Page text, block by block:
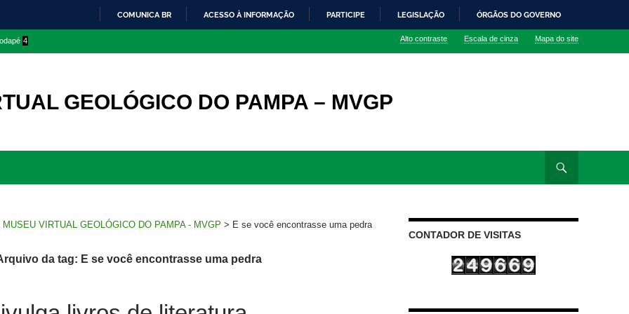
O
COMUNICA BR ACESSO À INFORMAÇÃO PARTICIPE LEGISLAÇÃO ÓRGÃOS DO GOVERNO
4 Alto contraste Escala de cinza Mapa do site
GEOLÓGICO DO PAMPA – MVGP
MUSEU VIRTUAL GEOLÓGICO DO PAMPA - MVGP > E se você encontrasse uma pedra
da tag: E se você encontrasse uma pedra
CONTADOR DE VISITAS